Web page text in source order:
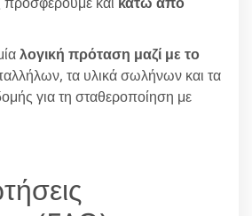
λογική πρόταση μαζί με το
τα υλικά σωλήνων και τα
για τη σταθεροποίηση με